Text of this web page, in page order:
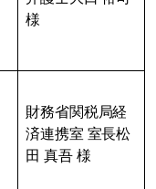
様
財務省関税局経
済連携室 室長松
田 真吾 様